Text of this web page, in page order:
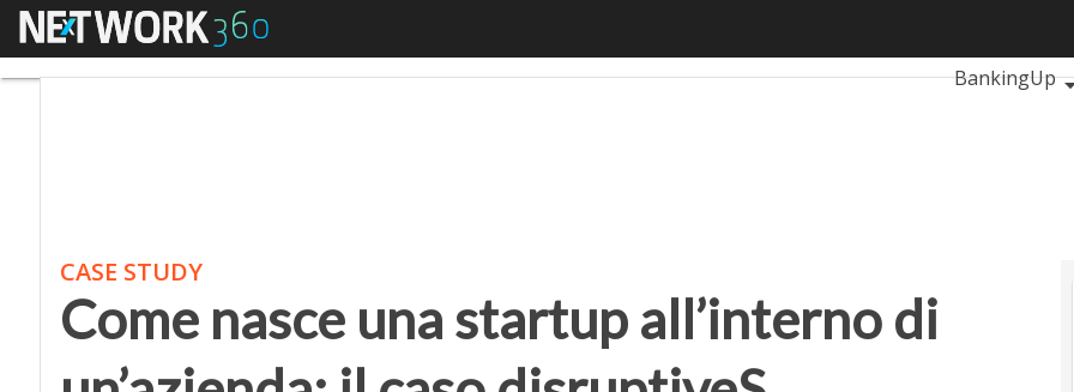
Menu
BankingUp
CASE STUDY
Come nasce una startup all’interno di